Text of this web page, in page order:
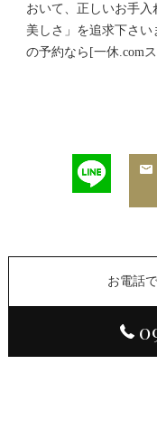
おいて、正しいお手
美しさ」を追求下さい
の予約なら[一休.com
お電話